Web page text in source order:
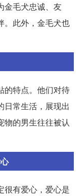
金毛犬忠诚、友
。此外，金毛犬也
的特点。他们对待
日常生活，展现出
物的男生往往被认
很有爱心，爱心是